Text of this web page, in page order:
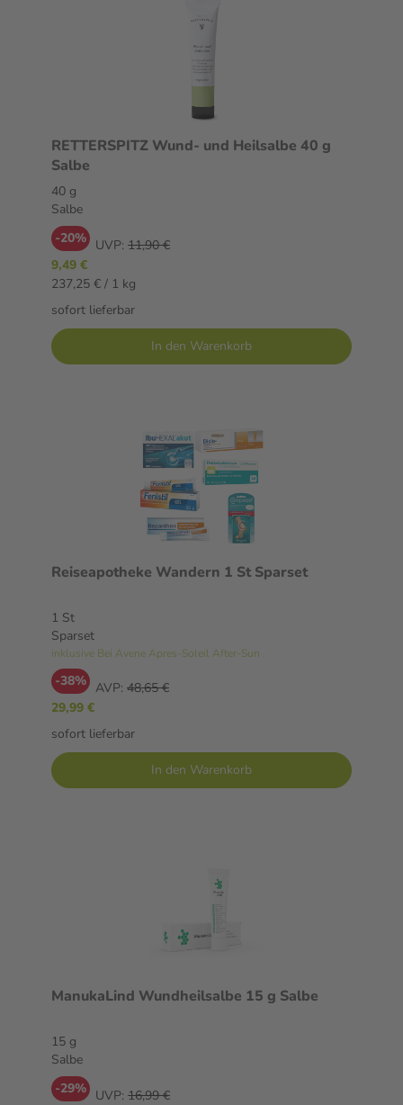
RETTERSPITZ Wund- und Heilsalbe 40 g
Salbe
40 g
Salbe
-20% UVP: 11,90 €
9,49 €
237,25 € / 1 kg
sofort lieferbar
In den Warenkorb
Reiseapotheke Wandern 1 St Sparset
1 St
Sparset
inklusive Bei Avene Apres-Soleil After-Sun
-38% AVP: 48,65 €
29,99 €
sofort lieferbar
In den Warenkorb
ManukaLind Wundheilsalbe 15 g Salbe
15 g
Salbe
-29% UVP: 16,99 €